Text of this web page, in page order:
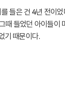
들은 건 4년 전이
때 들었던 아이들
기 때문이다.